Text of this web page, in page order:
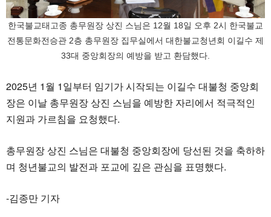
한국불교태고종 총무원장 상진 스님은 12월 18일 오후 2시 한국불교
전통문화전승관 2층 총무원장 집무실에서 대한불교청년회 이길수 제
33대 중앙회장의 예방을 받고 환담했다.
2025년 1월 1일부터 임기가 시작되는 이길수 대불청 중앙회
장은 이날 총무원장 상진 스님을 예방한 자리에서 적극적인
지원과 가르침을 요청했다.
총무원장 상진 스님은 대불청 중앙회장에 당선된 것을 축하하
며 청년불교의 발전과 포교에 깊은 관심을 표명했다.
-김종만 기자